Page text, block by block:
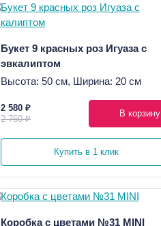
Букет 9 красных роз Игуаза с
эвкалиптом
Высота: 50 см, Ширина: 20 см
2 580 ₽
2 760 ₽
В корзину
Купить в 1 клик
Коробка с цветами №31 MINI